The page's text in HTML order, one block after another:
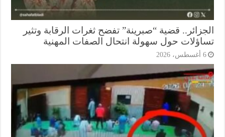
قضية “صبرينة” تفضح ثغرات الرقابة وتثير
حول سهولة انتحال الصفات المهنية